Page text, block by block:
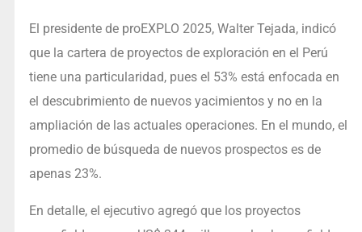
El presidente de proEXPLO 2025, Walter Tejada, indicó
que la cartera de proyectos de exploración en el Perú
tiene una particularidad, pues el 53% está enfocada en
el descubrimiento de nuevos yacimientos y no en la
ampliación de las actuales operaciones. En el mundo, el
promedio de búsqueda de nuevos prospectos es de
apenas 23%.
En detalle, el ejecutivo agregó que los proyectos